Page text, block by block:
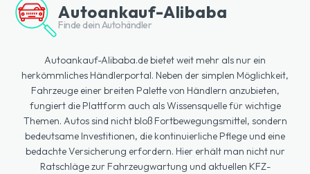
Autoankauf-Alibaba
Finde dein Autohändler
Autoankauf-Alibaba.de bietet weit mehr als nur ein
herkömmliches Händlerportal. Neben der simplen Möglichkeit,
Fahrzeuge einer breiten Palette von Händlern anzubieten,
fungiert die Plattform auch als Wissensquelle für wichtige
Themen. Autos sind nicht bloß Fortbewegungsmittel, sondern
bedeutsame Investitionen, die kontinuierliche Pflege und eine
bedachte Versicherung erfordern. Hier erhält man nicht nur
Ratschläge zur Fahrzeugwartung und aktuellen KFZ-